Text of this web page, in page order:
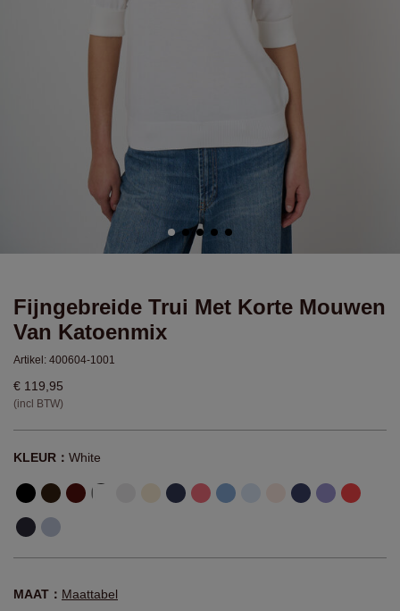
Fijngebreide Trui Met Korte Mouwen
Van Katoenmix
Artikel: 400604-1001
€ 119,95
(incl BTW)
KLEUR： White
MAAT： Maattabel